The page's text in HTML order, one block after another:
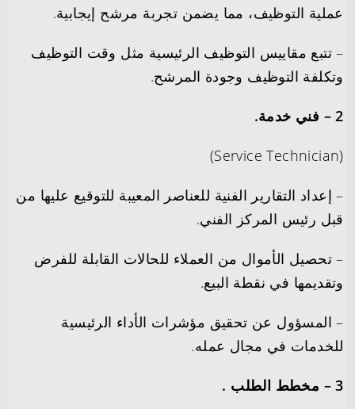
عملية التوظيف، مما يضمن تجربة مرشح إيجابية.
– تتبع مقاييس التوظيف الرئيسية مثل وقت التوظيف
وتكلفة التوظيف وجودة المرشح.
2 – فني خدمة.
(Service Technician)
– إعداد التقارير الفنية للعناصر المعيبة للتوقيع عليها من
قبل رئيس المركز الفني.
– تحصيل الأموال من العملاء للحالات القابلة للفرض
وتقديمها في نقطة البيع.
– المسؤول عن تحقيق مؤشرات الأداء الرئيسية
للخدمات في مجال عمله.
3 – مخطط الطلب .